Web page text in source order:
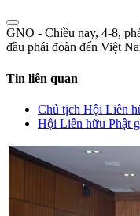
GNO - Chiều nay, 4-8,
đầu phái đoàn đến Việt
Tin liên quan
Chủ tịch Hội Liên
Hội Liên hữu Phật